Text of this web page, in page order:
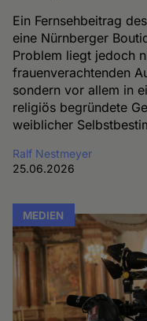
Ein Fernsehbeitrag
eine Nürnberger
Problem liegt jedoch
frauenverachtenden
sondern vor allem in
religiös begründete
weiblicher
Ralf Nestmeyer
25.06.2026
MEDIEN